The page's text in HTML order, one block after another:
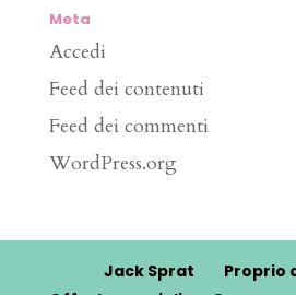
Meta
Accedi
Feed dei contenuti
Feed dei commenti
WordPress.org
Jack Sprat
Proprio